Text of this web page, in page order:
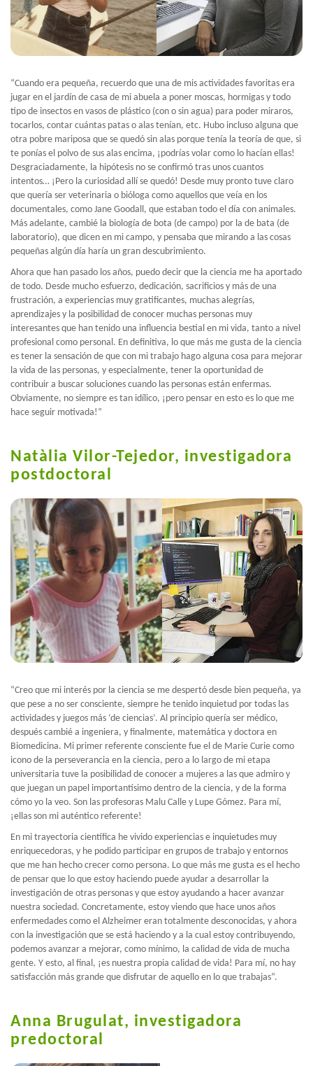
“Cuando era pequeña, recuerdo que una de mis actividades favoritas era
jugar en el jardín de casa de mi abuela a poner moscas, hormigas y todo
tipo de insectos en vasos de plástico (con o sin agua) para poder miraros,
tocarlos, contar cuántas patas o alas tenían, etc. Hubo incluso alguna que
otra pobre mariposa que se quedó sin alas porque tenía la teoría de que, si
te ponías el polvo de sus alas encima, ¡podrías volar como lo hacían ellas!
Desgraciadamente, la hipótesis no se confirmó tras unos cuantos
intentos… ¡Pero la curiosidad allí se quedó! Desde muy pronto tuve claro
que quería ser veterinaria o bióloga como aquellos que veía en los
documentales, como Jane Goodall, que estaban todo el día con animales.
Más adelante, cambié la biología de bota (de campo) por la de bata (de
laboratorio), que dicen en mi campo, y pensaba que mirando a las cosas
pequeñas algún día haría un gran descubrimiento.
Ahora que han pasado los años, puedo decir que la ciencia me ha aportado
de todo. Desde mucho esfuerzo, dedicación, sacrificios y más de una
frustración, a experiencias muy gratificantes, muchas alegrías,
aprendizajes y la posibilidad de conocer muchas personas muy
interesantes que han tenido una influencia bestial en mi vida, tanto a nivel
profesional como personal. En definitiva, lo que más me gusta de la ciencia
es tener la sensación de que con mi trabajo hago alguna cosa para mejorar
la vida de las personas, y especialmente, tener la oportunidad de
contribuir a buscar soluciones cuando las personas están enfermas.
Obviamente, no siempre es tan idílico, ¡pero pensar en esto es lo que me
hace seguir motivada!”
Natàlia Vilor-Tejedor, investigadora
postdoctoral
“Creo que mi interés por la ciencia se me despertó desde bien pequeña, ya
que pese a no ser consciente, siempre he tenido inquietud por todas las
actividades y juegos más ‘de ciencias’. Al principio quería ser médico,
después cambié a ingeniera, y finalmente, matemática y doctora en
Biomedicina. Mi primer referente consciente fue el de Marie Curie como
icono de la perseverancia en la ciencia, pero a lo largo de mi etapa
universitaria tuve la posibilidad de conocer a mujeres a las que admiro y
que juegan un papel importantísimo dentro de la ciencia, y de la forma
cómo yo la veo. Son las profesoras Malu Calle y Lupe Gómez. Para mí,
¡ellas son mi auténtico referente!
En mi trayectoria científica he vivido experiencias e inquietudes muy
enriquecedoras, y he podido participar en grupos de trabajo y entornos
que me han hecho crecer como persona. Lo que más me gusta es el hecho
de pensar que lo que estoy haciendo puede ayudar a desarrollar la
investigación de otras personas y que estoy ayudando a hacer avanzar
nuestra sociedad. Concretamente, estoy viendo que hace unos años
enfermedades como el Alzheimer eran totalmente desconocidas, y ahora
con la investigación que se está haciendo y a la cual estoy contribuyendo,
podemos avanzar a mejorar, como mínimo, la calidad de vida de mucha
gente. Y esto, al final, ¡es nuestra propia calidad de vida! Para mí, no hay
satisfacción más grande que disfrutar de aquello en lo que trabajas”.
Anna Brugulat, investigadora
predoctoral